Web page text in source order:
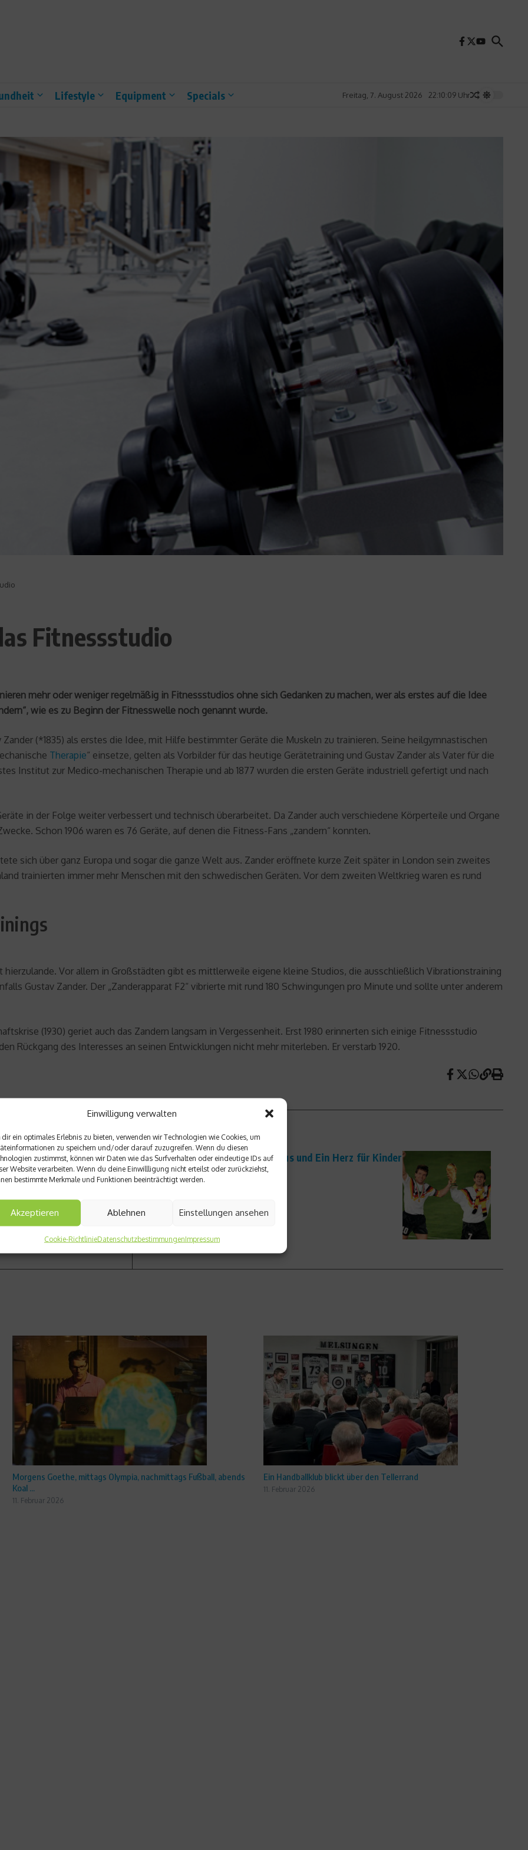
Einwilligung verwalten
dir ein optimales Erlebnis zu bieten, verwenden wir Technologien wie Cookies, um
zu speichern und/oder darauf zuzugreifen. Wenn du diesen
zustimmst, können wir Daten wie das Surfverhalten oder eindeutige IDs auf
Website verarbeiten. Wenn du deine Einwillligung nicht erteilst oder zurückziehst,
bestimmte Merkmale und Funktionen beeinträchtigt werden.
Akzeptieren Ablehnen Einstellungen ansehen
Cookie-RichtlinieDatenschutzbestimmungenImpressum
Lifestyle Equipment Specials Freitag, 7. August 2026 22:10:11 Uhr
Fitnessstudio
mehr oder weniger regelmäßig in Fitnessstudios ohne sich Gedanken zu machen, wer als erstes auf die Idee
wie es zu Beginn der Fitnesswelle noch genannt wurde.
(*1835) als erstes die Idee, mit Hilfe bestimmter Geräte die Muskeln zu trainieren. Seine heilgymnastischen
Therapie“ einsetze, gelten als Vorbilder für das heutige Gerätetraining und Gustav Zander als Vater für die
Institut zur Medico-mechanischen Therapie und ab 1877 wurden die ersten Geräte industriell gefertigt und nach
in der Folge weiter verbessert und technisch überarbeitet. Da Zander auch verschiedene Körperteile und Organe
Schon 1906 waren es 76 Geräte, auf denen die Fitness-Fans „zandern“ konnten.
sich über ganz Europa und sogar die ganze Welt aus. Zander eröffnete kurze Zeit später in London sein zweites
trainierten immer mehr Menschen mit den schwedischen Geräten. Vor dem zweiten Weltkrieg waren es rund
Vor allem in Großstädten gibt es mittlerweile eigene kleine Studios, die ausschließlich Vibrationstraining
Gustav Zander. Der „Zanderapparat F2“ vibrierte mit rund 180 Schwingungen pro Minute und sollte unter anderem
(1930) geriet auch das Zandern langsam in Vergessenheit. Erst 1980 erinnerten sich einige Fitnessstudio
Rückgang des Interesses an seinen Entwicklungen nicht mehr miterleben. Er verstarb 1920.
Nächster Beitrag
Jahrhundertspiel zugunsten Laureus und Ein Herz für Kinder
Morgens Goethe, mittags Olympia, nachmittags Fußball, abends
Koal ...
11. Februar 2026
Ein Handballklub blickt über den Tellerrand
11. Februar 2026